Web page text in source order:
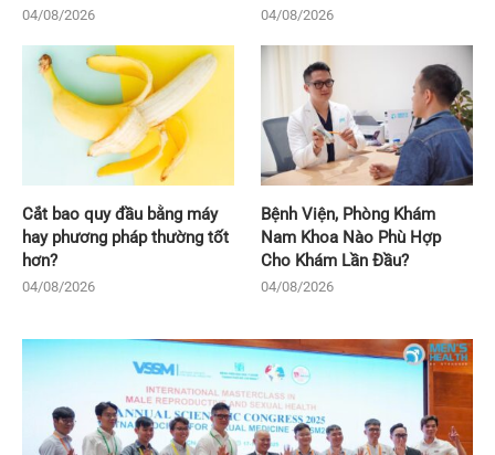
04/08/2026 04/08/2026
Cắt bao quy đầu bằng máy
hay phương pháp thường tốt
hơn?
04/08/2026
Bệnh Viện, Phòng Khám
Nam Khoa Nào Phù Hợp
Cho Khám Lần Đầu?
04/08/2026